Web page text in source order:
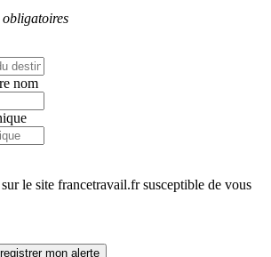
obligatoires
nom
le site francetravail.fr susceptible de vous
mon alerte